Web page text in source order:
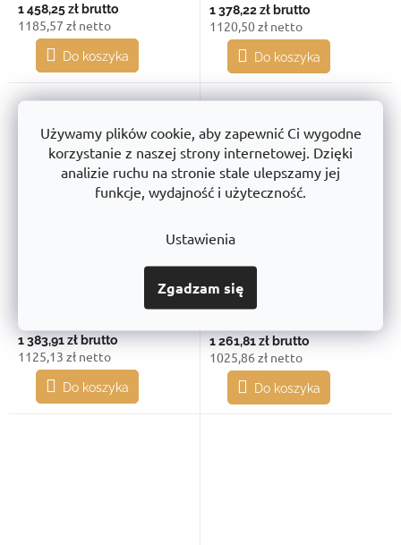
Używamy plików cookie, aby zapewnić Ci wygodne
korzystanie z naszej strony internetowej. Dzięki
analizie ruchu na stronie stale ulepszamy jej
funkcje, wydajność i użyteczność.
Ustawienia
Zgadzam się
1 458,25 zł brutto
1185,57 zł netto
Do koszyka
1 378,22 zł brutto
1120,50 zł netto
Do koszyka
Dostawa w ciągu 30 dni
1 383,91 zł brutto
1125,13 zł netto
Do koszyka
Bigbox 120x100x76
pełny 4 nogi
Dostawa w ciągu 30 dni
1 261,81 zł brutto
1025,86 zł netto
Do koszyka